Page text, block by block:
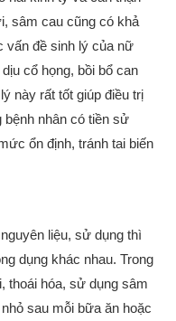
sâm cau cũng có khả
vấn đề sinh lý của nữ
dịu cổ họng, bồi bổ can
này rất tốt giúp điều trị
nhân có tiền sử
ổn định, tránh tai biến
liệu, sử dụng thì
dụng khác nhau. Trong
thoái hóa, sử dụng sâm
sau mỗi bữa ăn hoặc